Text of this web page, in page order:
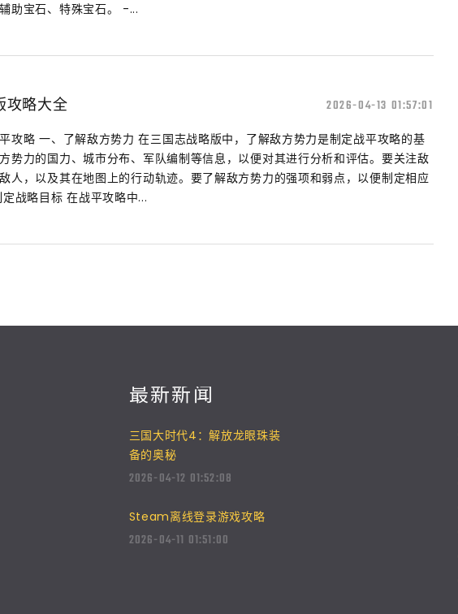
助宝石、特殊宝石。 -...
攻略大全 2026-04-13 01:57:01
攻略 一、了解敌方势力 在三国志战略版中，了解敌方势力是制定战平攻略的基
势力的国力、城市分布、军队编制等信息，以便对其进行分析和评估。要关注敌
人，以及其在地图上的行动轨迹。要了解敌方势力的强项和弱点，以便制定相应
战略目标 在战平攻略中...
最新新闻
三国大时代4：解放龙眼珠装
备的奥秘
2026-04-12 01:52:08
Steam离线登录游戏攻略
2026-04-11 01:51:00